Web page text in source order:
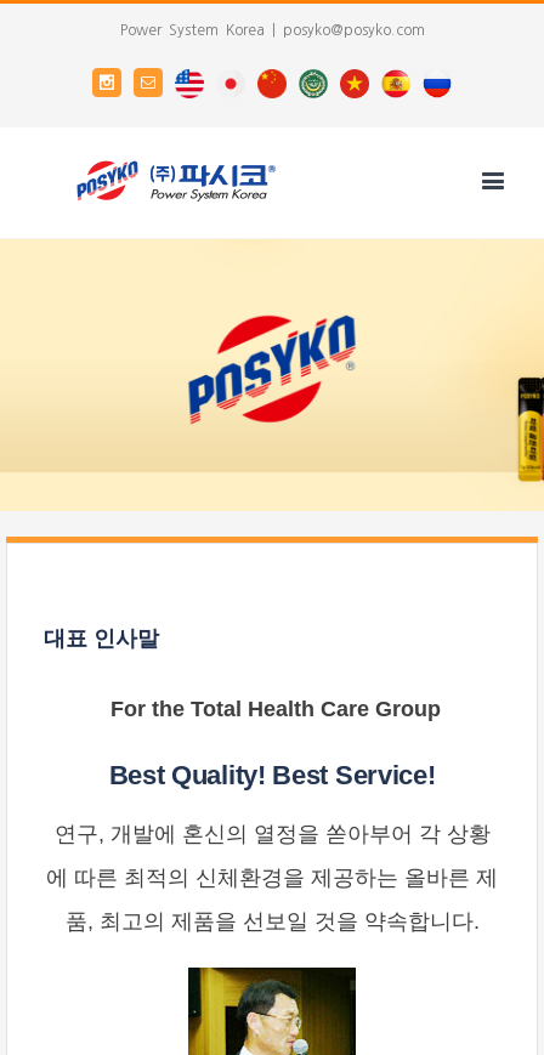
Power System Korea posyko@posyko.com
Instagram
Email
EN CN AR VN es
대표 인사말
For the Total Health Care Group
Best Quality! Best Service!
연구, 개발에 혼신의 열정을 쏟아부어 각 상황
에 따른 최적의 신체환경을 제공하는 올바른 제
품, 최고의 제품을 선보일 것을 약속합니다.